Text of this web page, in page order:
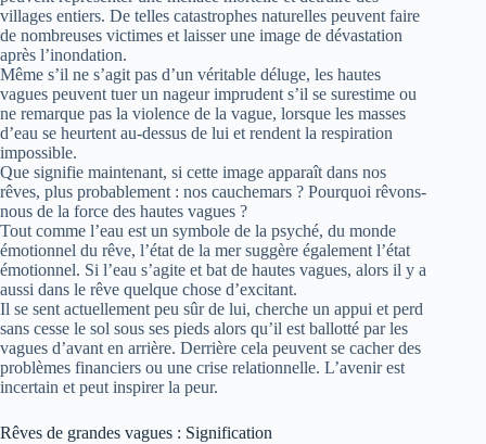
villages entiers. De telles catastrophes naturelles peuvent faire
de nombreuses victimes et laisser une image de dévastation
après l’inondation.
Même s’il ne s’agit pas d’un véritable déluge, les hautes
vagues peuvent tuer un nageur imprudent s’il se surestime ou
ne remarque pas la violence de la vague, lorsque les masses
d’eau se heurtent au-dessus de lui et rendent la respiration
impossible.
Que signifie maintenant, si cette image apparaît dans nos
rêves, plus probablement : nos cauchemars ? Pourquoi rêvons-
nous de la force des hautes vagues ?
Tout comme l’eau est un symbole de la psyché, du monde
émotionnel du rêve, l’état de la mer suggère également l’état
émotionnel. Si l’eau s’agite et bat de hautes vagues, alors il y a
aussi dans le rêve quelque chose d’excitant.
Il se sent actuellement peu sûr de lui, cherche un appui et perd
sans cesse le sol sous ses pieds alors qu’il est ballotté par les
vagues d’avant en arrière. Derrière cela peuvent se cacher des
problèmes financiers ou une crise relationnelle. L’avenir est
incertain et peut inspirer la peur.
Rêves de grandes vagues : Signification